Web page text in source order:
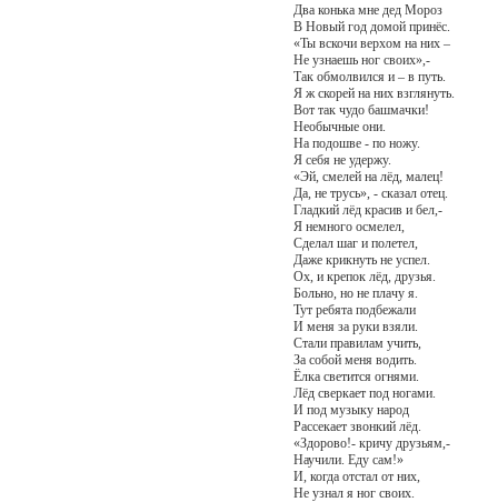
Два конька мне дед Мороз
В Новый год домой принёс.
«Ты вскочи верхом на них –
Не узнаешь ног своих»,-
Так обмолвился и – в путь.
Я ж скорей на них взглянуть.
Вот так чудо башмачки!
Необычные они.
На подошве - по ножу.
Я себя не удержу.
«Эй, смелей на лёд, малец!
Да, не трусь», - сказал отец.
Гладкий лёд красив и бел,-
Я немного осмелел,
Сделал шаг и полетел,
Даже крикнуть не успел.
Ох, и крепок лёд, друзья.
Больно, но не плачу я.
Тут ребята подбежали
И меня за руки взяли.
Стали правилам учить,
За собой меня водить.
Ёлка светится огнями.
Лёд сверкает под ногами.
И под музыку народ
Рассекает звонкий лёд.
«Здорово!- кричу друзьям,-
Научили. Еду сам!»
И, когда отстал от них,
Не узнал я ног своих.